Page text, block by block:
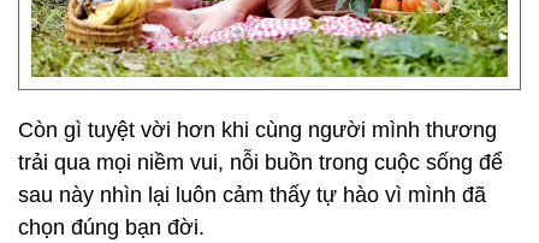
Còn gì tuyệt vời hơn khi cùng người mình thương
trải qua mọi niềm vui, nỗi buồn trong cuộc sống để
sau này nhìn lại luôn cảm thấy tự hào vì mình đã
chọn đúng bạn đời.